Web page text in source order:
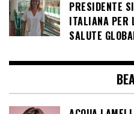
PRESIDENTE
ITALIANA PER
SALUTE